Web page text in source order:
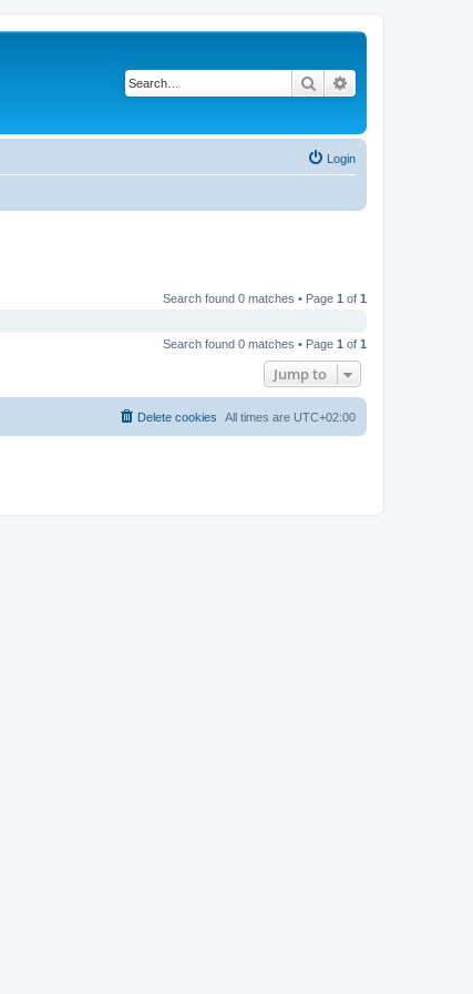
Search
Login
Search found 0 matches • Page 1 of 1
Search found 0 matches • Page 1 of 1
Jump to
All times are UTC+02:00
Delete cookies